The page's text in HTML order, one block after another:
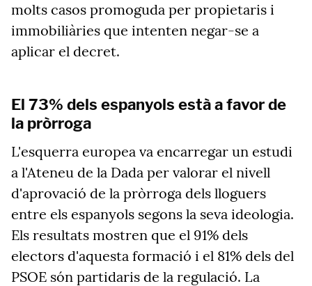
molts casos promoguda per propietaris i
immobiliàries que intenten negar-se a
aplicar el decret.
El 73% dels espanyols està a favor de
la pròrroga
L'esquerra europea va encarregar un estudi
a l'Ateneu de la Dada per valorar el nivell
d'aprovació de la pròrroga dels lloguers
entre els espanyols segons la seva ideologia.
Els resultats mostren que el 91% dels
electors d'aquesta formació i el 81% dels del
PSOE són partidaris de la regulació. La